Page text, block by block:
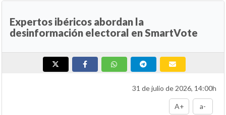
Expertos ibéricos abordan la
desinformación electoral en SmartVote
31 de julio de 2026, 14:00h
A+ a-